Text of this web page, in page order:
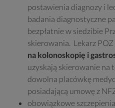
postawienia diagnozy i
badania diagnostyczne
bezpłatnie w siedzibie
skierowania. Lekarz
na kolonoskopię i
uzyskają skierowanie na
dowolna placówkę
posiadającą umowę z
obowiązkowe